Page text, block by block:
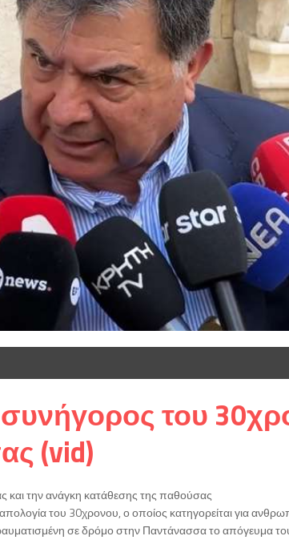
του
(vid)
και την ανάγκη κατάθεσης της παθούσας
του 30χρονου, ο οποίος κατηγορείται για
σε δρόμο στην Παντάνασσα το απόγευμα